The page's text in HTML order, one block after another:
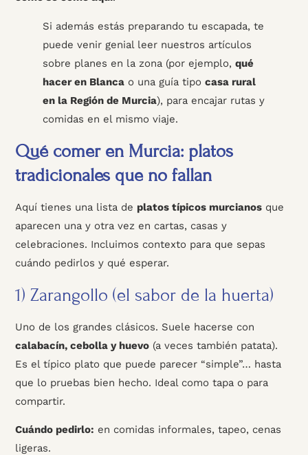
Si además estás preparando tu escapada, te
puede venir genial leer nuestros artículos
sobre planes en la zona (por ejemplo, qué
hacer en Blanca o una guía tipo casa rural
en la Región de Murcia), para encajar rutas y
comidas en el mismo viaje.
Qué comer en Murcia: platos
tradicionales que no fallan
Aquí tienes una lista de platos típicos murcianos que
aparecen una y otra vez en cartas, casas y
celebraciones. Incluimos contexto para que sepas
cuándo pedirlos y qué esperar.
1) Zarangollo (el sabor de la huerta)
Uno de los grandes clásicos. Suele hacerse con
calabacín, cebolla y huevo (a veces también patata).
Es el típico plato que puede parecer “simple”… hasta
que lo pruebas bien hecho. Ideal como tapa o para
compartir.
Cuándo pedirlo: en comidas informales, tapeo, cenas
ligeras.